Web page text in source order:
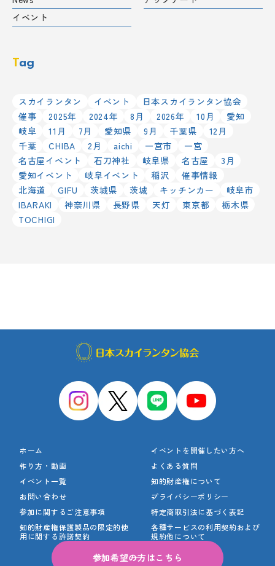
イベント
Tag
スカイランタン イベント
日本スカイランタン協会
催事
2025年 2024年 8月 2026年 10月
愛知
岐阜
11月 7月 愛知県 9月 千葉県
12月
千葉
CHIBA 2月 aichi 一宮市
一宮
名古屋イベント
石刀神社 岐阜県 名古屋
3月
愛知イベント
岐阜イベント 稲沢
催事情報
北海道
GIFU 茨城県 茨城 キッチンカー
岐阜市
IBARAKI
神奈川県 長野県 天灯 東京都
栃木県
TOCHIGI
ホーム
イベントを開催したい方へ
作り方・動画
よくある質問
イベント一覧
知的財産権について
お問い合わせ
プライバシーポリシー
参加に関するご注意事項
特定商取引法に基づく表記
知的財産権保護製品の限定的使
用に関する許諾契約
各種サービスの利用契約および
規約他について
参加希望の方はこちら